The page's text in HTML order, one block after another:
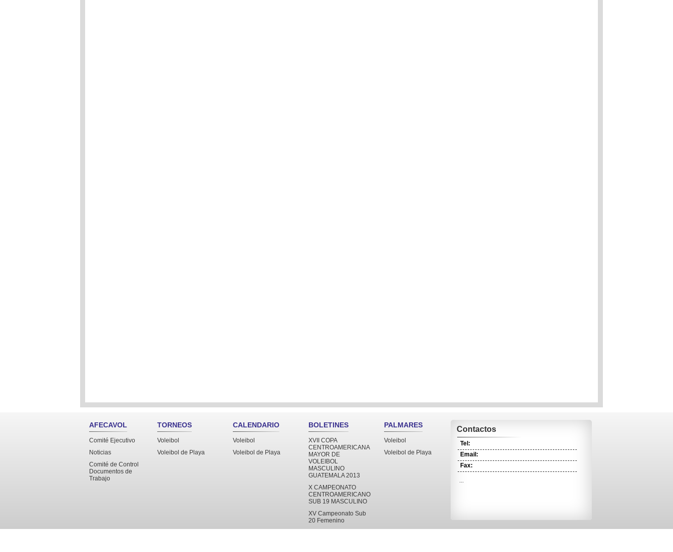
AFECAVOL
Comité Ejecutivo
Noticias
Comité de Control
Documentos de
Trabajo
TORNEOS
Voleibol
Voleibol de Playa
CALENDARIO
Voleibol
Voleibol de Playa
BOLETINES
XVII COPA
CENTROAMERICANA
MAYOR DE
VOLEIBOL
MASCULINO
GUATEMALA 2013
X CAMPEONATO
CENTROAMERICANO
SUB 19 MASCULINO
XV Campeonato Sub
20 Femenino
PALMARES
Voleibol
Voleibol de Playa
Contactos
Tel:
Email:
Fax:
...